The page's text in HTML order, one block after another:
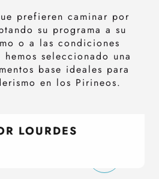
prefieren caminar por
su programa a su
o a las condiciones
seleccionado una
base ideales para
en los Pirineos.
LOURDES